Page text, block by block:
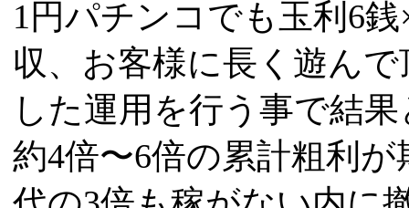
1円パチンコでも玉利6
収、お客様に長く遊ん
した運用を行う事で結
約4倍〜6倍の累計粗利